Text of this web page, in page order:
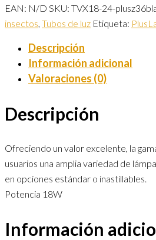
EAN: N/D SKU: TVX18-24-
insectos, Tubos de luz Etiqueta:
Descripción
Información adicional
Valoraciones (0)
Descripción
Ofreciendo un valor excelente, la
usuarios una amplia variedad de
en opciones estándar o inastillables.
Potencia 18W
Información